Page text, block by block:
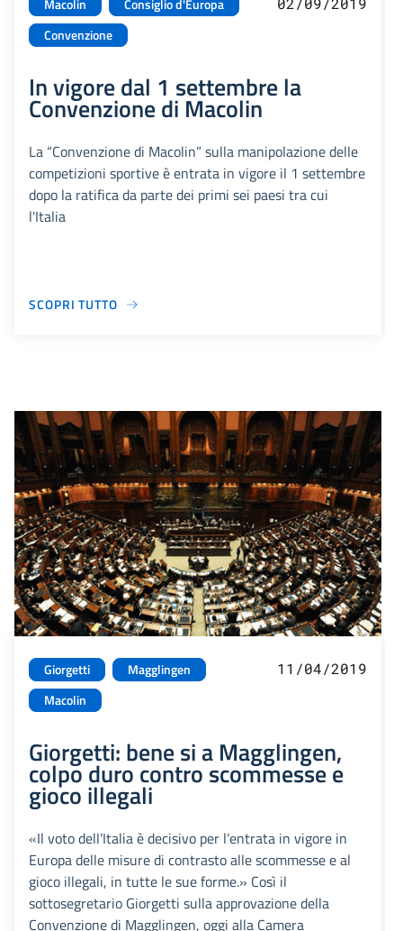
Macolin
Consiglio d'Europa
Convenzione
In vigore dal 1 settembre la
Convenzione di Macolin
La “Convenzione di Macolin” sulla manipolazione delle
competizioni sportive è entrata in vigore il 1 settembre
dopo la ratifica da parte dei primi sei paesi tra cui
l'Italia
SCOPRI TUTTO
Giorgetti
Magglingen
Macolin
11/04/2019
Giorgetti: bene si a Magglingen,
colpo duro contro scommesse e
gioco illegali
«Il voto dell’Italia è decisivo per l’entrata in vigore in
Europa delle misure di contrasto alle scommesse e al
gioco illegali, in tutte le sue forme.» Così il
sottosegretario Giorgetti sulla approvazione della
Convenzione di Magglingen, oggi alla Camera